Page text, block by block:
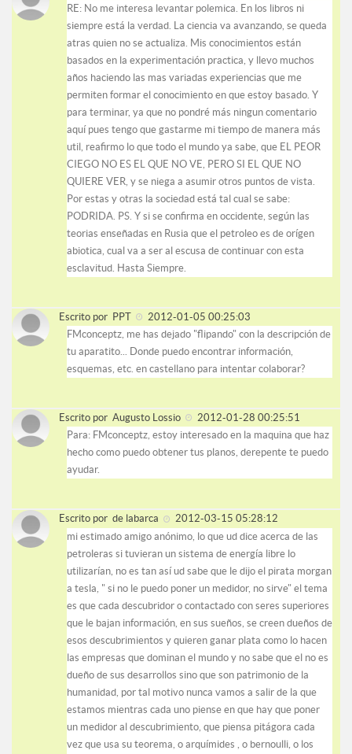
RE: No me interesa levantar polemica. En los libros ni
siempre está la verdad. La ciencia va avanzando, se queda
atras quien no se actualiza. Mis conocimientos están
basados en la experimentación practica, y llevo muchos
años haciendo las mas variadas experiencias que me
permiten formar el conocimiento en que estoy basado. Y
para terminar, ya que no pondré más ningun comentario
aquí pues tengo que gastarme mi tiempo de manera más
util, reafirmo lo que todo el mundo ya sabe, que EL PEOR
CIEGO NO ES EL QUE NO VE, PERO SI EL QUE NO
QUIERE VER, y se niega a asumir otros puntos de vista.
Por estas y otras la sociedad está tal cual se sabe:
PODRIDA. PS. Y si se confirma en occidente, según las
teorias enseñadas en Rusia que el petroleo es de orígen
abiotica, cual va a ser al escusa de continuar con esta
esclavitud. Hasta Siempre.
Escrito por PPT
2012-01-05 00:25:03
FMconceptz, me has dejado "flipando" con la descripción de
tu aparatito... Donde puedo encontrar información,
esquemas, etc. en castellano para intentar colaborar?
Escrito por Augusto Lossio
2012-01-28 00:25:51
Para: FMconceptz, estoy interesado en la maquina que haz
hecho como puedo obtener tus planos, derepente te puedo
ayudar.
Escrito por de labarca
2012-03-15 05:28:12
mi estimado amigo anónimo, lo que ud dice acerca de las
petroleras si tuvieran un sistema de energía libre lo
utilizarían, no es tan así ud sabe que le dijo el pirata morgan
a tesla, " si no le puedo poner un medidor, no sirve" el tema
es que cada descubridor o contactado con seres superiores
que le bajan información, en sus sueños, se creen dueños de
esos descubrimientos y quieren ganar plata como lo hacen
las empresas que dominan el mundo y no sabe que el no es
dueño de sus desarrollos sino que son patrimonio de la
humanidad, por tal motivo nunca vamos a salir de la que
estamos mientras cada uno piense en que hay que poner
un medidor al descubrimiento, que piensa pitágora cada
vez que usa su teorema, o arquímides , o bernoulli, o los